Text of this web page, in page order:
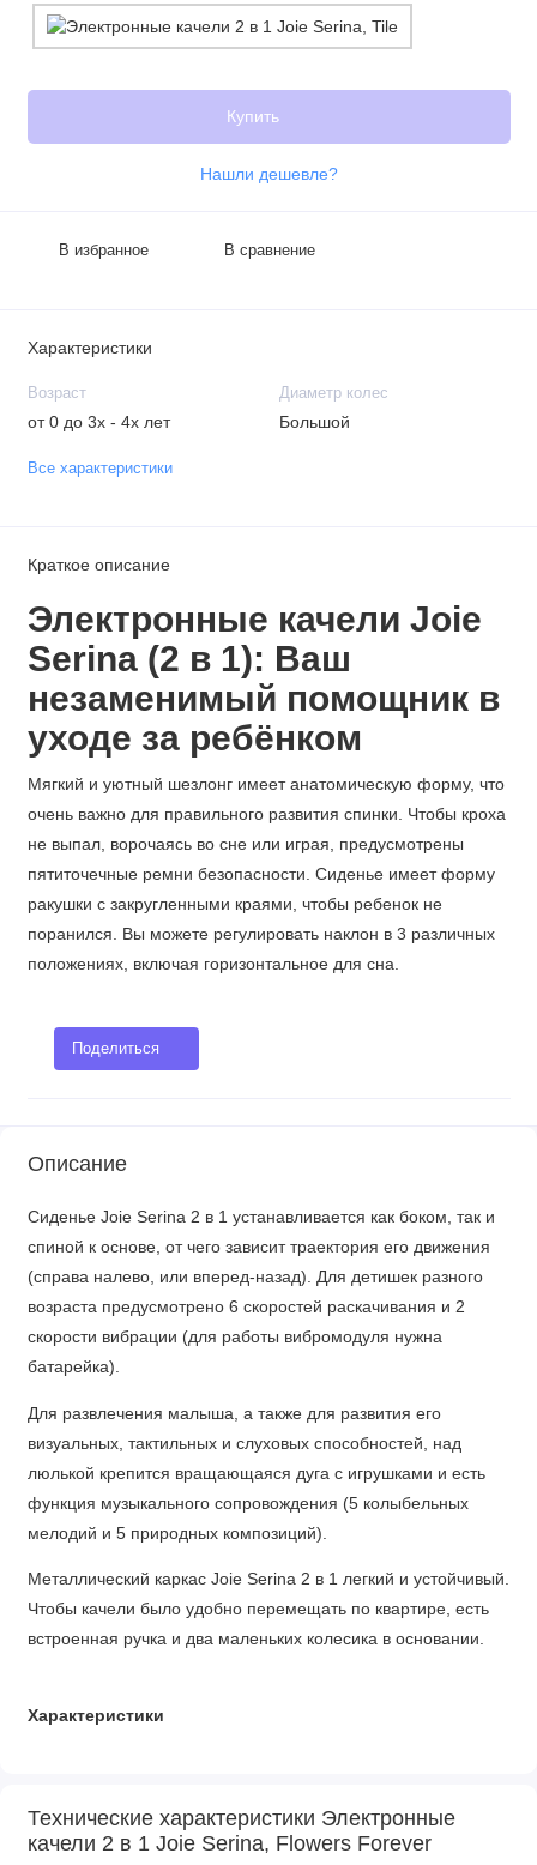
Купить
Нашли дешевле?
В избранное В сравнение
Характеристики
Возраст
от 0 до 3х - 4х лет
Диаметр колес
Большой
Все характеристики
Краткое описание
Электронные качели Joie
Serina (2 в 1): Ваш
незаменимый помощник в
уходе за ребёнком
Мягкий и уютный шезлонг имеет анатомическую форму, что
очень важно для правильного развития спинки. Чтобы кроха
не выпал, ворочаясь во сне или играя, предусмотрены
пятиточечные ремни безопасности. Сиденье имеет форму
ракушки с закругленными краями, чтобы ребенок не
поранился. Вы можете регулировать наклон в 3 различных
положениях, включая горизонтальное для сна.
Поделиться
Описание
Сиденье Joie Serina 2 в 1 устанавливается как боком, так и
спиной к основе, от чего зависит траектория его движения
(справа налево, или вперед-назад). Для детишек разного
возраста предусмотрено 6 скоростей раскачивания и 2
скорости вибрации (для работы вибромодуля нужна
батарейка).
Для развлечения малыша, а также для развития его
визуальных, тактильных и слуховых способностей, над
люлькой крепится вращающаяся дуга с игрушками и есть
функция музыкального сопровождения (5 колыбельных
мелодий и 5 природных композиций).
Металлический каркас Joie Serina 2 в 1 легкий и устойчивый.
Чтобы качели было удобно перемещать по квартире, есть
встроенная ручка и два маленьких колесика в основании.
Характеристики
• Поворотная ручка для удобства переноски люльки из
комнаты в комнату
Технические характеристики Электронные
качели 2 в 1 Joie Serina, Flowers Forever